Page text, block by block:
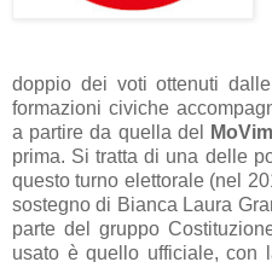
doppio dei voti ottenuti
formazioni civiche
a partire da quella del
prima. Si tratta di una delle
questo turno elettorale (nel
sostegno di Bianca Laura
parte del gruppo
usato è quello ufficiale, con